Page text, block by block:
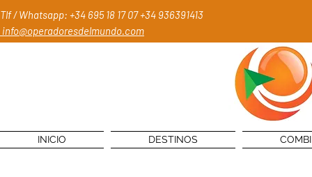
Tlf / Whatsapp: +34 695 18 17 07+34 936391413
info@operadoresdelmundo.com
INICIO DESTINOS